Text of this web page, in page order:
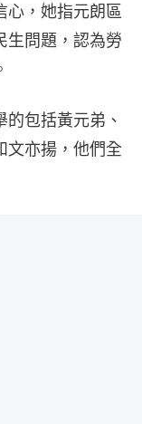
心，她指元朗區
生問題，認為勞
包括黃元弟、
文亦揚，他們全